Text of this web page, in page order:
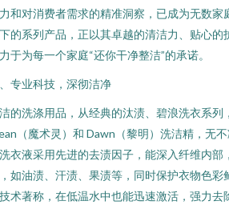
和对消费者需求的精准洞察，已成为无数家
的系列产品，正以其卓越的清洁力、贴心的
于为每一个家庭“还你干净整洁”的承诺。
专业科技，深彻洁净
的洗涤用品，从经典的汰渍、碧浪洗衣系列
（魔术灵）和 Dawn（黎明）洗洁精，无
衣液采用先进的去渍因子，能深入纤维内部
如油渍、汗渍、果渍等，同时保护衣物色彩
术著称，在低温水中也能迅速激活，强力去